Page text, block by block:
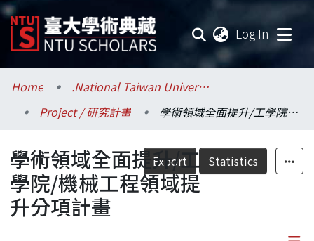
Log In
Communities & Collections
Research Outputs
Fundings & Projects
Researchers
Home
.National Taiwan University / 國立臺灣大學
Project / 研究計畫
學術領域全面提升/工學院/機械工程領域提升分項計畫
Export Statistics
學術領域全面提升/工
學院/機械工程領域提
升分項計畫